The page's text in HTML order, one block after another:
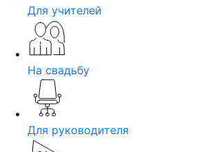
Для учителей
На свадьбу
Для руководителя